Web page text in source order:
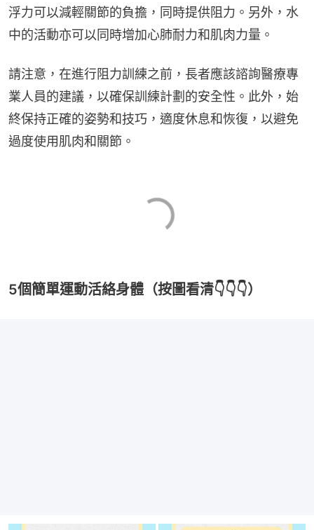
浮力可以減輕關節的負擔，同時提供阻力。另外，水
中的活動亦可以同時增加心肺耐力和肌肉力量。
請注意，在進行阻力訓練之前，長者應該諮詢醫療專
業人員的建議，以確保訓練計劃的安全性。此外，始
終保持正確的姿勢和技巧，適度休息和恢復，以避免
過度使用肌肉和關節。
5個簡單運動活絡身體（按圖看清👇👇👇）